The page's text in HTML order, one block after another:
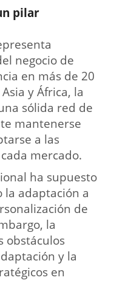
pilar
negocio de
en más de 20
y África, la
sólida red de
mantenerse
a las
mercado.
ha supuesto
la adaptación a
de
la
obstáculos
y la
en